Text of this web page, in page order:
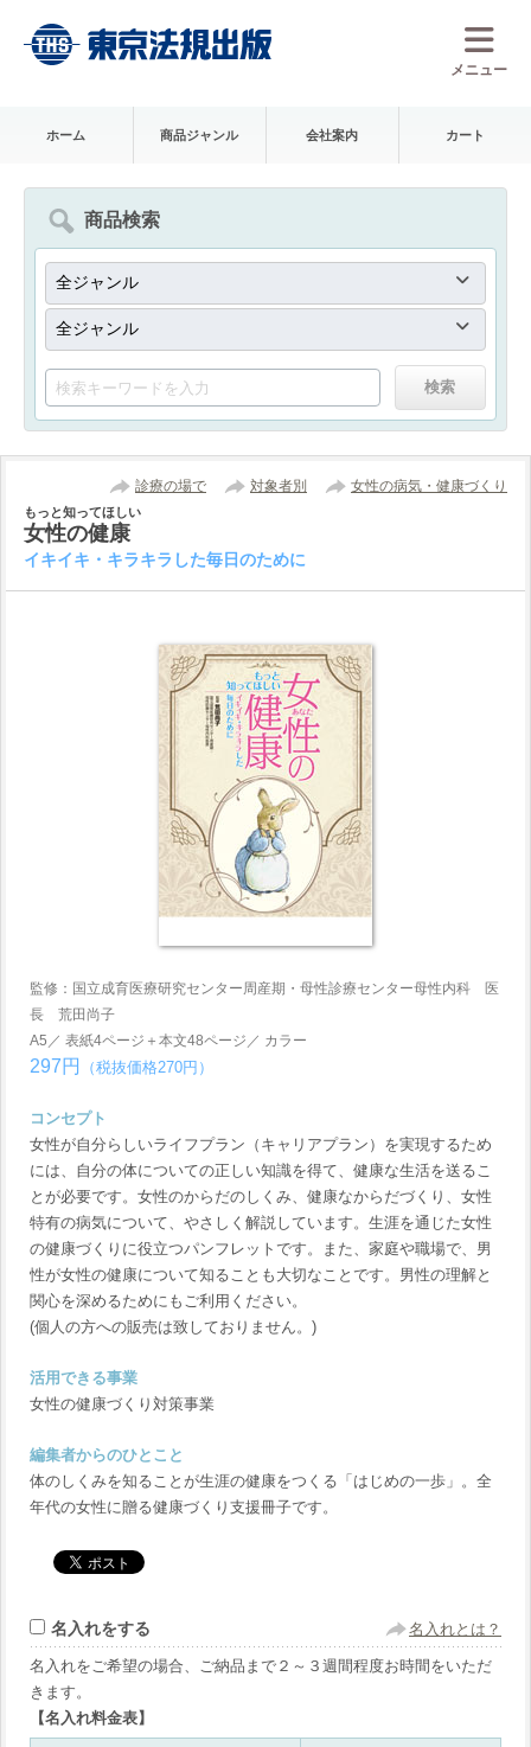
メニュー
ホーム 商品ジャンル 会社案内 カート
商品検索
診療の場で 対象者別 女性の病気・健康づくり
もっと知ってほしい
女性の健康
イキイキ・キラキラした毎日のために
監修：国立成育医療研究センター周産期・母性診療センター母性内科 医
長 荒田尚子
A5／ 表紙4ページ＋本文48ページ／ カラー
297円 （税抜価格270円）
コンセプト
女性が自分らしいライフプラン（キャリアプラン）を実現するため
には、自分の体についての正しい知識を得て、健康な生活を送るこ
とが必要です。女性のからだのしくみ、健康なからだづくり、女性
特有の病気について、やさしく解説しています。生涯を通じた女性
の健康づくりに役立つパンフレットです。また、家庭や職場で、男
性が女性の健康について知ることも大切なことです。男性の理解と
関心を深めるためにもご利用ください。
(個人の方への販売は致しておりません。)
活用できる事業
女性の健康づくり対策事業
編集者からのひとこと
体のしくみを知ることが生涯の健康をつくる「はじめの一歩」。全
年代の女性に贈る健康づくり支援冊子です。
名入れをする 名入れとは？
名入れをご希望の場合、ご納品まで２～３週間程度お時間をいただ
きます。
【名入れ料金表】